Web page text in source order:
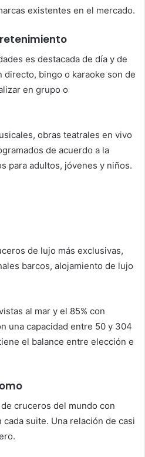
existentes en el mercado.
es destacada de día y de
directo, bingo o karaoke son de
en grupo o
obras teatrales en vivo
de acuerdo a la
para adultos, jóvenes y niños.
de lujo más exclusivas,
barcos, alojamiento de lujo
al mar y el 85% con
una capacidad entre 50 y 304
el balance entre elección e
cruceros del mundo con
suite. Una relación de casi